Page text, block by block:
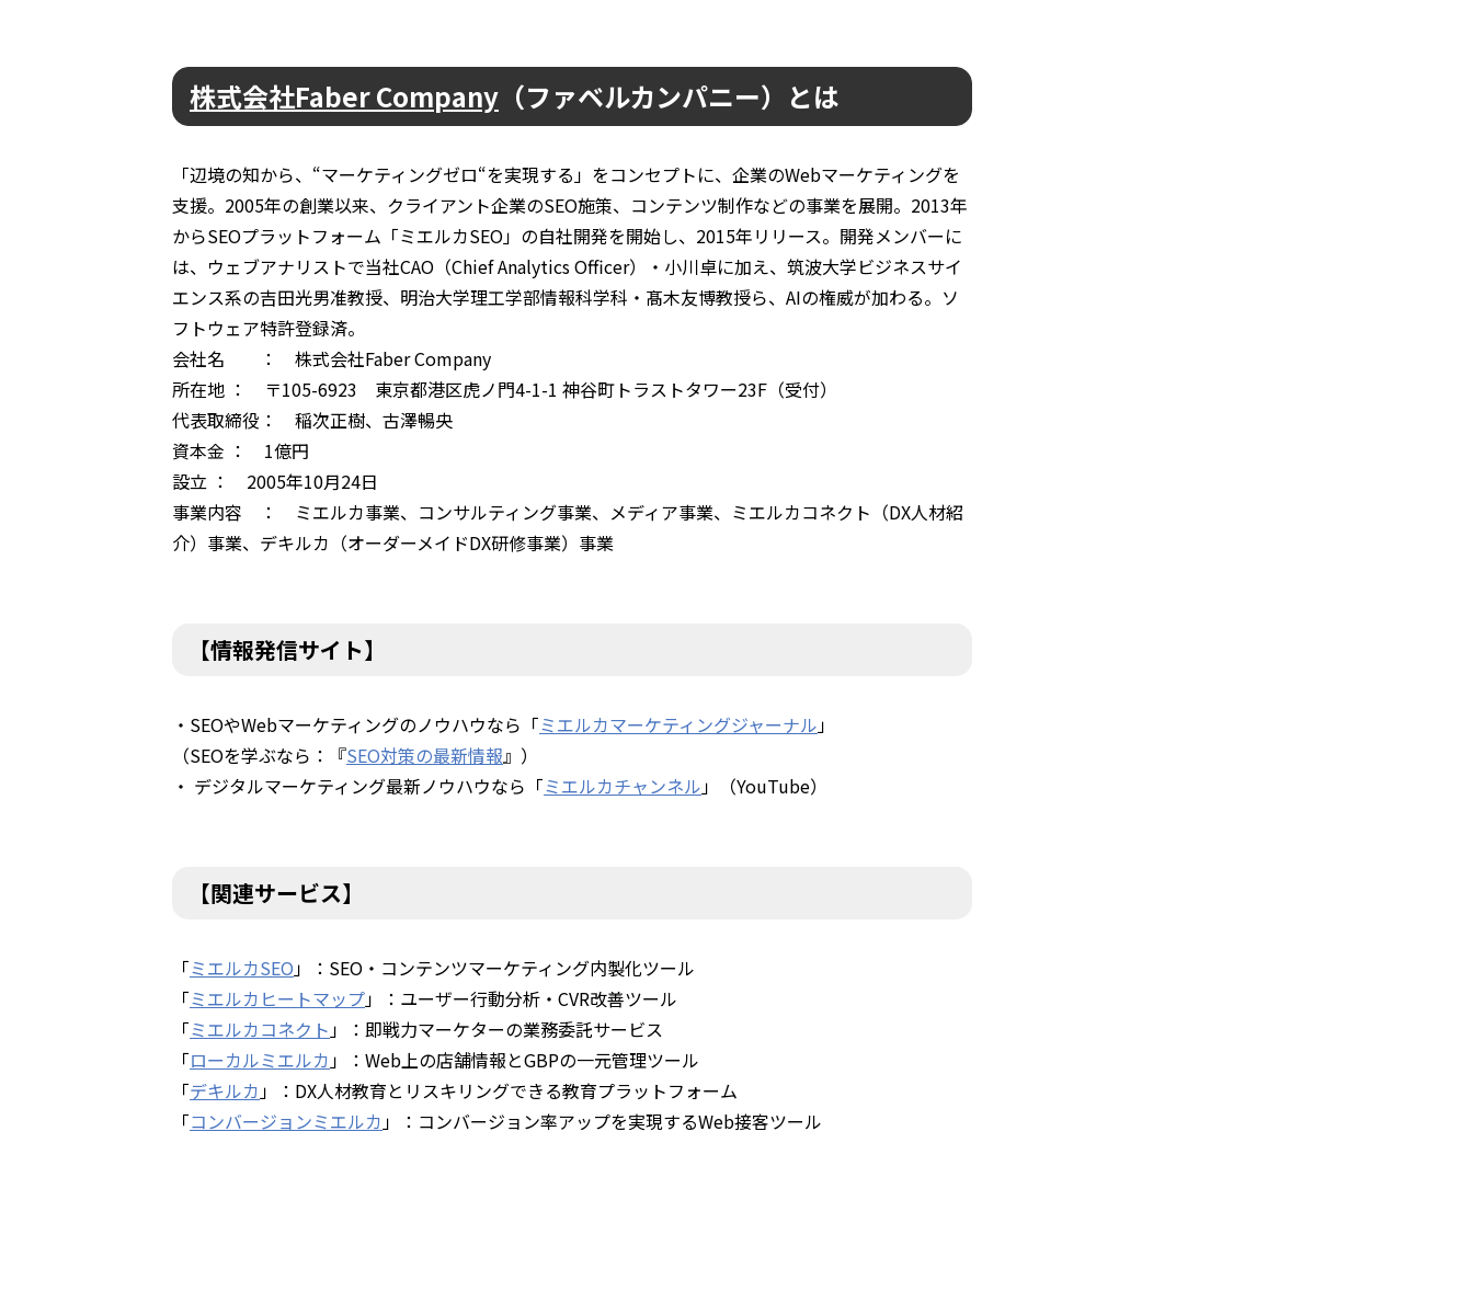
株式会社Faber Company （ファベルカンパニー）とは
「辺境の知から、“マーケティングゼロ“を実現する」をコンセプトに、企業のWebマーケティングを
支援。2005年の創業以来、クライアント企業のSEO施策、コンテンツ制作などの事業を展開。2013年
からSEOプラットフォーム「ミエルカSEO」の自社開発を開始し、2015年リリース。開発メンバーに
は、ウェブアナリストで当社CAO（Chief Analytics Officer）・小川卓に加え、筑波大学ビジネスサイ
エンス系の吉田光男准教授、明治大学理工学部情報科学科・髙木友博教授ら、AIの権威が加わる。ソ
フトウェア特許登録済。
会社名 ： 株式会社Faber Company
所在地 ： 〒105-6923 東京都港区虎ノ門4-1-1 神谷町トラストタワー23F（受付）
代表取締役： 稲次正樹、古澤暢央
資本金 ： 1億円
設立 ： 2005年10月24日
事業内容 ： ミエルカ事業、コンサルティング事業、メディア事業、ミエルカコネクト（DX人材紹
介）事業、デキルカ（オーダーメイドDX研修事業）事業
【情報発信サイト】
・SEOやWebマーケティングのノウハウなら「ミエルカマーケティングジャーナル」
（SEOを学ぶなら：『SEO対策の最新情報』）
・ デジタルマーケティング最新ノウハウなら「ミエルカチャンネル」（YouTube）
【関連サービス】
「ミエルカSEO」：SEO・コンテンツマーケティング内製化ツール
「ミエルカヒートマップ」：ユーザー行動分析・CVR改善ツール
「ミエルカコネクト」：即戦力マーケターの業務委託サービス
「ローカルミエルカ」：Web上の店舗情報とGBPの一元管理ツール
「デキルカ」：DX人材教育とリスキリングできる教育プラットフォーム
「コンバージョンミエルカ」：コンバージョン率アップを実現するWeb接客ツール